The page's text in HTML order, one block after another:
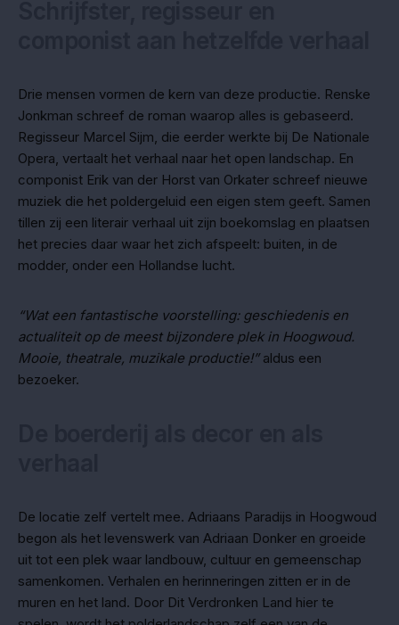
Drie mensen vormen de kern van deze productie. Renske
Jonkman schreef de roman waarop alles is gebaseerd.
Regisseur Marcel Sijm, die eerder werkte bij De Nationale
Opera, vertaalt het verhaal naar het open landschap. En
componist Erik van der Horst van Orkater schreef nieuwe
muziek die het poldergeluid een eigen stem geeft. Samen
tillen zij een literair verhaal uit zijn boekomslag en plaatsen
het precies daar waar het zich afspeelt: buiten, in de
modder, onder een Hollandse lucht.
“Wat een fantastische voorstelling: geschiedenis en
actualiteit op de meest bijzondere plek in Hoogwoud.
Mooie, theatrale, muzikale productie!”aldus een
bezoeker.
De locatie zelf vertelt mee. Adriaans Paradijs in Hoogwoud
begon als het levenswerk van Adriaan Donker en groeide
uit tot een plek waar landbouw, cultuur en gemeenschap
samenkomen. Verhalen en herinneringen zitten er in de
muren en het land. Door Dit Verdronken Land hier te